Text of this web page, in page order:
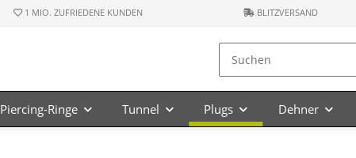
1 MIO. ZUFRIEDENE KUNDEN BLITZVERSAND
Piercing-Ringe Tunnel Plugs Dehner